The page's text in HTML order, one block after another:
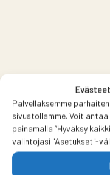
Palvellaksemme
sivustollamme. Voit
painamalla ”Hyväksy
valintojasi "Asetukset"-